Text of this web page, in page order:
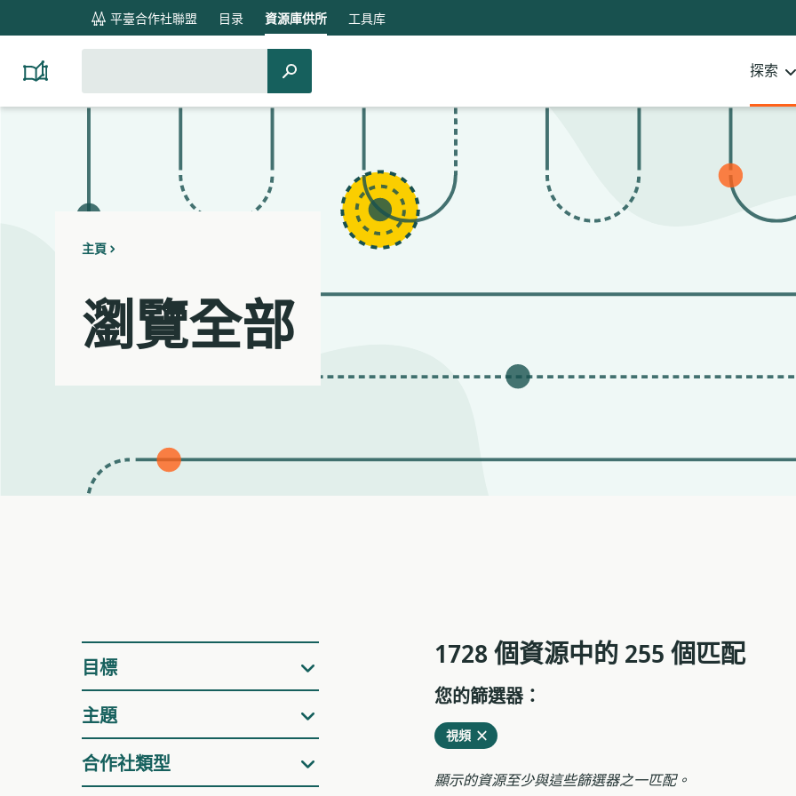
navigation
平臺合作社聯盟 目录 資源庫供所 工具库
Platform
Cooperativism
Resource
搜
索
探索
主頁
瀏覽全部
篩
選
目標
主題
合作社類型
1728 個資源中的 255 個匹配
您的篩選器：
從
當
前
視頻刪
除
顯示的資源至少與這些篩選器之一匹配。
filters